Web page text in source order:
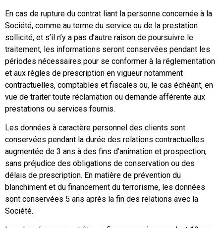
En cas de rupture du contrat liant la personne concernée à la
Société, comme au terme du service ou de la prestation
sollicité, et s’il n’y a pas d’autre raison de poursuivre le
traitement, les informations seront conservées pendant les
périodes nécessaires pour se conformer à la réglementation
et aux règles de prescription en vigueur notamment
contractuelles, comptables et fiscales ou, le cas échéant, en
vue de traiter toute réclamation ou demande afférente aux
prestations ou services fournis.
Les données à caractère personnel des clients sont
conservées pendant la durée des relations contractuelles
augmentée de 3 ans à des fins d’animation et prospection,
sans préjudice des obligations de conservation ou des
délais de prescription. En matière de prévention du
blanchiment et du financement du terrorisme, les données
sont conservées 5 ans après la fin des relations avec la
Société.